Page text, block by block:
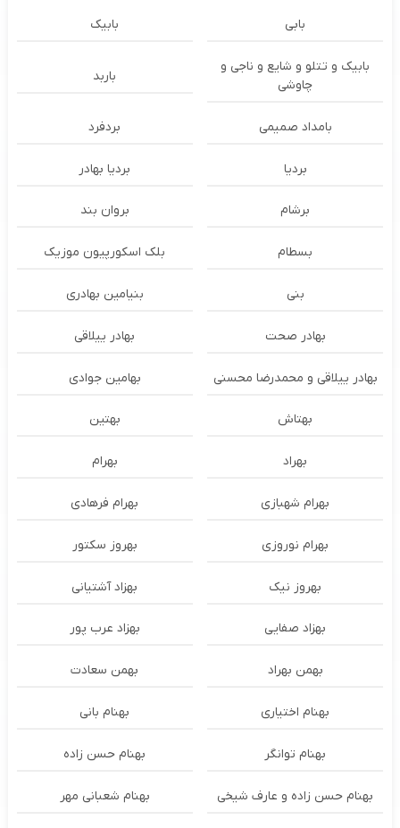
بابی بابیک
بابیک و تتلو و شایع و ناجی و
چاوشی
باربد
بامداد صمیمی بردفرد
بردیا بردیا بهادر
برشام بروان بند
بسطام بلک اسکورپیون موزیک
بنی بنیامین بهادری
بهادر صحت بهادر ییلاقی
بهادر ییلاقی و محمدرضا محسنی بهامین جوادی
بهتاش بهتین
بهراد بهرام
بهرام شهبازی بهرام فرهادی
بهرام نوروزی بهروز سکتور
بهروز نیک بهزاد آشتیانی
بهزاد صفایی بهزاد عرب پور
بهمن بهراد بهمن سعادت
بهنام اختیاری بهنام بانی
بهنام توانگر بهنام حسن زاده
بهنام حسن زاده و عارف شیخی بهنام شعبانی مهر